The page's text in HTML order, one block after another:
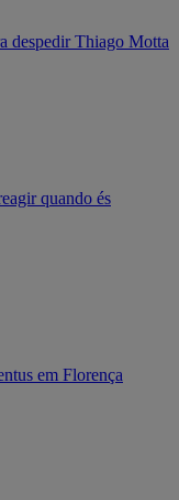
despedir Thiago Motta
quando és
em Florença